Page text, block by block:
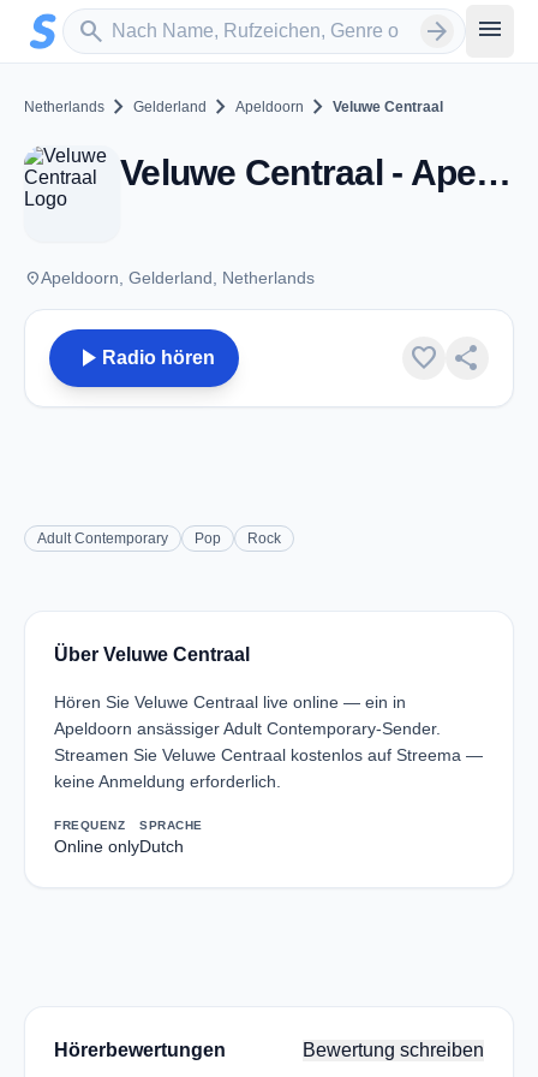
Zum Hauptinhalt springen
search
Sender suchen arrow_forward menu
Netherlands chevron_right Gelderland chevron_right Apeldoorn chevron_right Veluwe Centraal
Veluwe Centraal - Apeldoorn
placeApeldoorn, Gelderland, Netherlands
play_arrow Radio hören favorite share
Adult Contemporary Pop Rock
Über Veluwe Centraal
Hören Sie Veluwe Centraal live online — ein in
Apeldoorn ansässiger Adult Contemporary-Sender.
Streamen Sie Veluwe Centraal kostenlos auf Streema —
keine Anmeldung erforderlich.
FREQUENZ
Online only
SPRACHE
Dutch
Hörerbewertungen Bewertung schreiben